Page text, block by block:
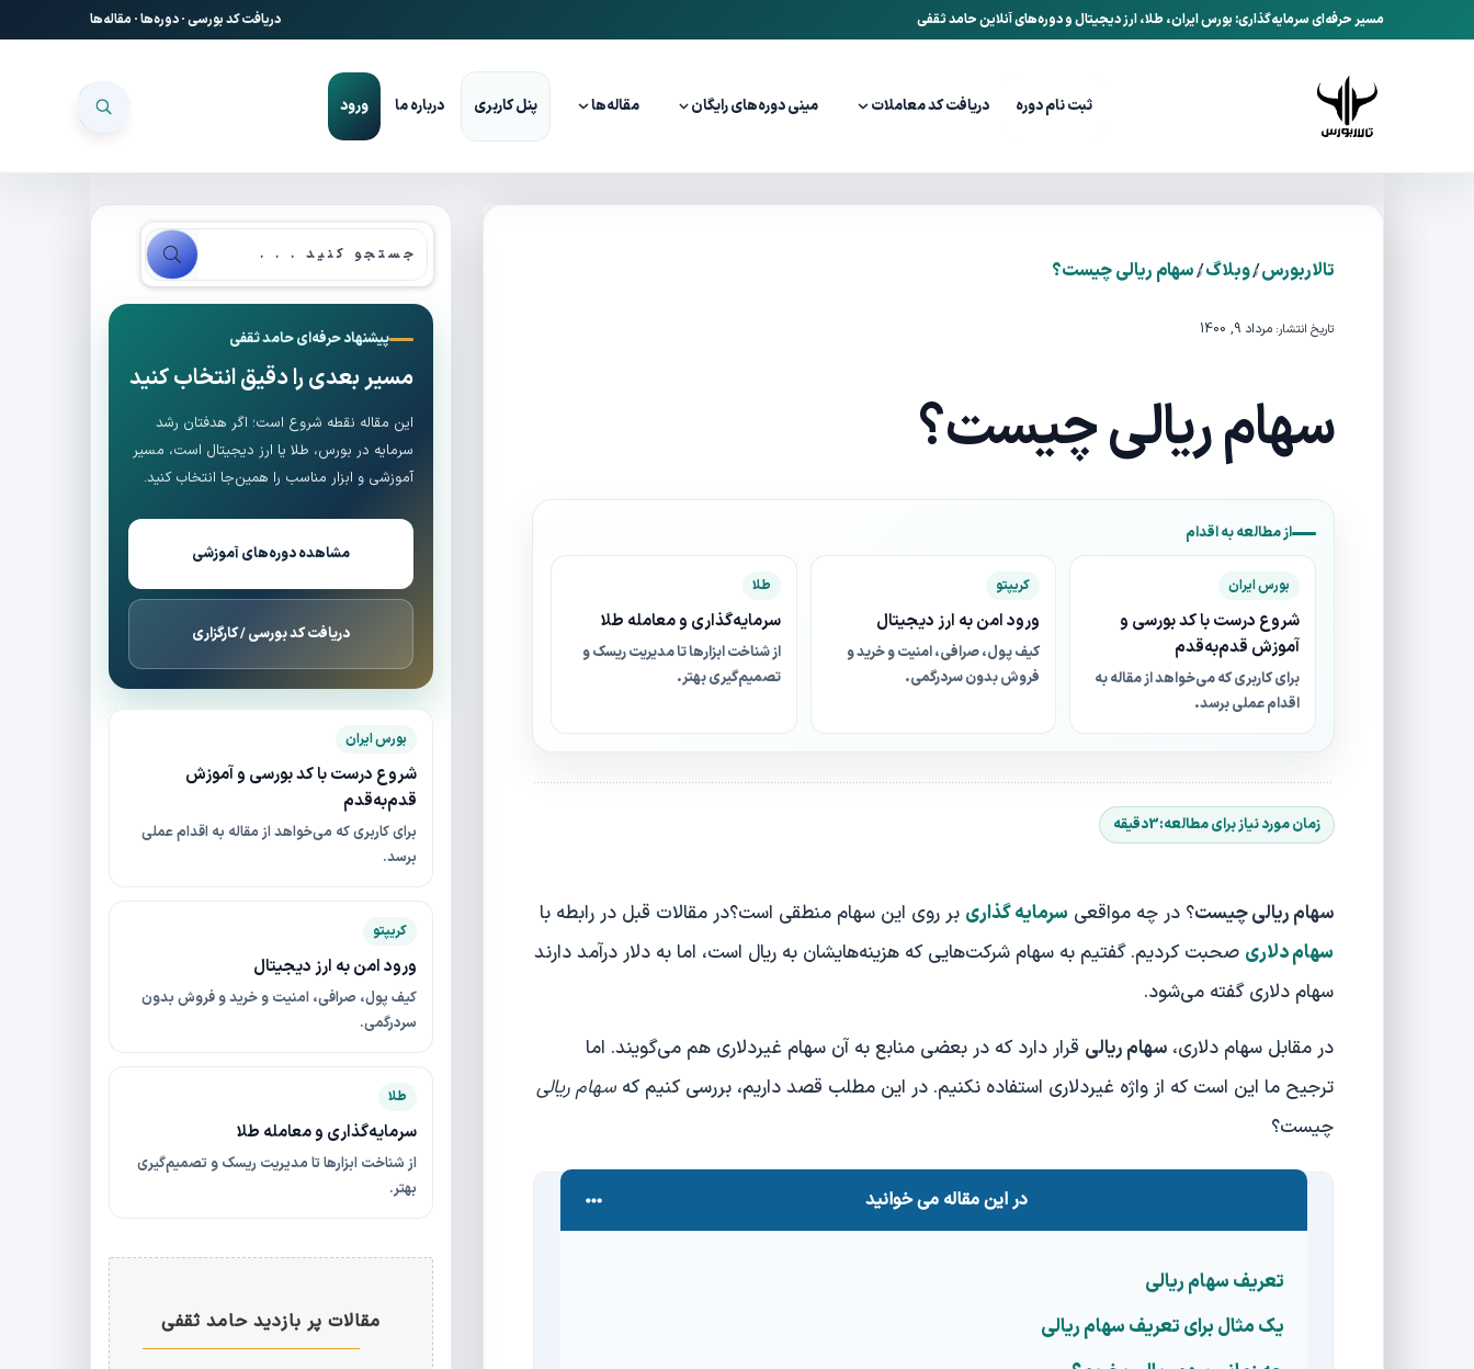
مسیر حرفه‌ای سرمایه‌گذاری: بورس ایران، طلا، ارز دیجیتال و دوره‌های آنلاین حامد ثقفی دریافت کد بورسی·دوره‌ها·مقاله‌ها
ثبت نام دوره دریافت کد معاملات مینی دوره‌های رایگان مقاله‌ها پنل کاربری درباره ما ورود
تالاربورس/وبلاگ/سهام ریالی چیست؟
تاریخ انتشار: مرداد 9, 1400
سهام ریالی چیست؟
از مطالعه به اقدام
بورس ایران
شروع درست با کد بورسی و
آموزش قدم‌به‌قدم
برای کاربری که می‌خواهد از مقاله به
اقدام عملی برسد.
کریپتو
ورود امن به ارز دیجیتال
کیف پول، صرافی، امنیت و خرید و
فروش بدون سردرگمی.
طلا
سرمایه‌گذاری و معامله طلا
از شناخت ابزارها تا مدیریت ریسک و
تصمیم‌گیری بهتر.
سهام ریالی چیست؟ در چه مواقعی سرمایه گذاری بر روی این سهام منطقی است؟در مقالات قبل در رابطه با
سهام دلاری صحبت کردیم. گفتیم به سهام شرکت‌هایی که هزینه‌هایشان به ریال است، اما به دلار درآمد دارند
سهام دلاری گفته می‌شود.
در مقابل سهام دلاری، سهام ریالی قرار دارد که در بعضی منابع به آن سهام غیردلاری هم می‌گویند. اما
ترجیح ما این است که از واژه غیردلاری استفاده نکنیم. در این مطلب قصد داریم، بررسی کنیم که سهام ریالی
چیست؟
در این مقاله می خوانید
تعریف سهام ریالی
یک مثال برای تعریف سهام ریالی
پیشنهاد حرفه‌ای حامد ثقفی
مسیر بعدی را دقیق انتخاب کنید
این مقاله نقطه شروع است؛ اگر هدفتان رشد
سرمایه در بورس، طلا یا ارز دیجیتال است، مسیر
آموزشی و ابزار مناسب را همین‌جا انتخاب کنید.
مشاهده دوره‌های آموزشی
دریافت کد بورسی / کارگزاری
بورس ایران
شروع درست با کد بورسی و آموزش
قدم‌به‌قدم
برای کاربری که می‌خواهد از مقاله به اقدام عملی
برسد.
کریپتو
ورود امن به ارز دیجیتال
کیف پول، صرافی، امنیت و خرید و فروش بدون
سردرگمی.
طلا
سرمایه‌گذاری و معامله طلا
از شناخت ابزارها تا مدیریت ریسک و تصمیم‌گیری
بهتر.
مقالات پر بازدید حامد ثقفی